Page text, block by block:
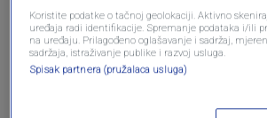
Oglas
Koristite podatke o tačnoj geolokaciji. Aktivno
uređaja radi identifikacije. Spremanje podataka i/ili
na uređaju. Prilagođeno oglašavanje i sadržaj,
sadržaja, istraživanje publike i razvoj usluga.
Spisak partnera (pružalaca usluga)